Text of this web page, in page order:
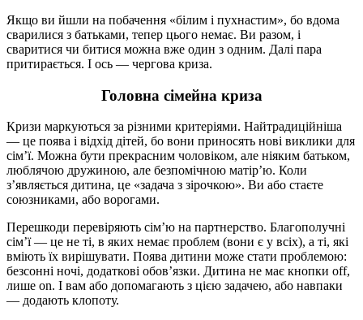
Якщо ви йшли на побачення «білим і пухнастим», бо вдома
сварилися з батьками, тепер цього немає. Ви разом, і
сваритися чи битися можна вже один з одним. Далі пара
притирається. І ось — чергова криза.
Головна сімейна криза
Кризи маркуються за різними критеріями. Найтрадиційніша
— це поява і відхід дітей, бо вони приносять нові виклики для
сім’ї. Можна бути прекрасним чоловіком, але ніяким батьком,
люблячою дружиною, але безпомічною матір’ю. Коли
з’являється дитина, це «задача з зірочкою». Ви або стаєте
союзниками, або ворогами.
Перешкоди перевіряють сім’ю на партнерство. Благополучні
сім’ї — це не ті, в яких немає проблем (вони є у всіх), а ті, які
вміють їх вирішувати. Поява дитини може стати проблемою:
безсонні ночі, додаткові обов’язки. Дитина не має кнопки off,
лише on. І вам або допомагають з цією задачею, або навпаки
— додають клопоту.